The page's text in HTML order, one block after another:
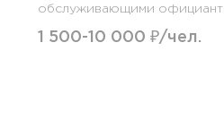
обслуживающими
1 500-10 000 ₽/чел.